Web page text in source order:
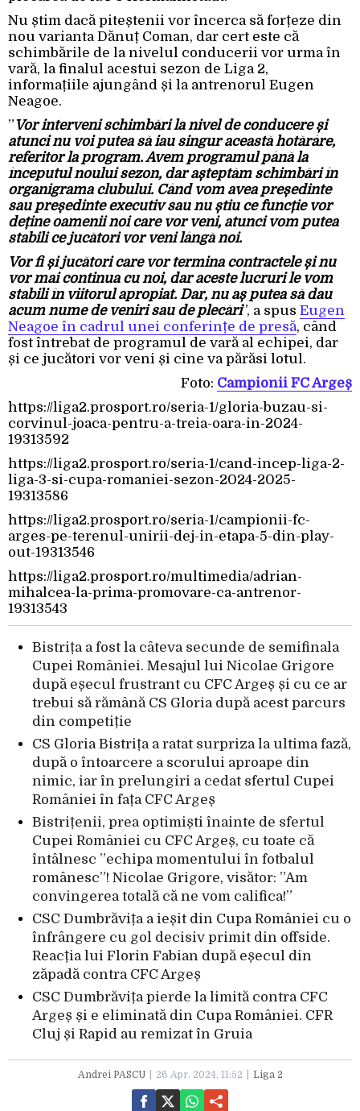
Nu știm dacă piteștenii vor încerca să forțeze din
nou varianta Dănuț Coman, dar cert este că
schimbările de la nivelul conducerii vor urma în
vară, la finalul acestui sezon de Liga 2,
informațiile ajungând și la antrenorul Eugen
Neagoe.
”Vor interveni schimbări la nivel de conducere și
atunci nu voi putea să iau singur această hotărâre,
referitor la program. Avem programul până la
începutul noului sezon, dar așteptăm schimbări în
organigrama clubului. Când vom avea președinte
sau președinte executiv sau nu știu ce funcție vor
deține oamenii noi care vor veni, atunci vom putea
stabili ce jucători vor veni lângă noi.
Vor fi și jucători care vor termina contractele și nu
vor mai continua cu noi, dar aceste lucruri le vom
stabili în viitorul apropiat. Dar, nu aș putea să dau
acum nume de veniri sau de plecări”, a spus Eugen
Neagoe în cadrul unei conferințe de presă, când
fost întrebat de programul de vară al echipei, dar
și ce jucători vor veni și cine va părăsi lotul.
Foto: Campionii FC Argeș
https://liga2.prosport.ro/seria-1/gloria-buzau-si-
corvinul-joaca-pentru-a-treia-oara-in-2024-
19313592
https://liga2.prosport.ro/seria-1/cand-incep-liga-2-
liga-3-si-cupa-romaniei-sezon-2024-2025-
19313586
https://liga2.prosport.ro/seria-1/campionii-fc-
arges-pe-terenul-unirii-dej-in-etapa-5-din-play-
out-19313546
https://liga2.prosport.ro/multimedia/adrian-
mihalcea-la-prima-promovare-ca-antrenor-
19313543
Bistrița a fost la câteva secunde de semifinala
Cupei României. Mesajul lui Nicolae Grigore
după eșecul frustrant cu CFC Argeș și cu ce ar
trebui să rămână CS Gloria după acest parcurs
din competiție
CS Gloria Bistrița a ratat surpriza la ultima fază,
după o întoarcere a scorului aproape din
nimic, iar în prelungiri a cedat sfertul Cupei
României în fața CFC Argeș
Bistrițenii, prea optimiști înainte de sfertul
Cupei României cu CFC Argeș, cu toate că
întâlnesc ”echipa momentului în fotbalul
românesc”! Nicolae Grigore, visător: ”Am
convingerea totală că ne vom califica!”
CSC Dumbrăvița a ieșit din Cupa României cu o
înfrângere cu gol decisiv primit din offside.
Reacția lui Florin Fabian după eșecul din
zăpadă contra CFC Argeș
CSC Dumbrăvița pierde la limită contra CFC
Argeș și e eliminată din Cupa României. CFR
Cluj și Rapid au remizat în Gruia
Andrei PASCU 26 Apr. 2024, 11:52 Liga 2